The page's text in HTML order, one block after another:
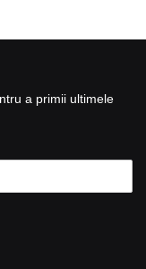
a primii ultimele